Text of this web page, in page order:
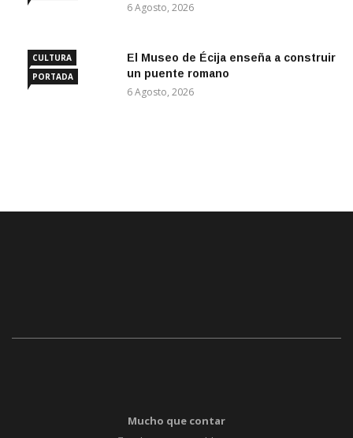
6 Agosto, 2026
CULTURA
PORTADA
El Museo de Écija enseña a construir
un puente romano
6 Agosto, 2026
Mucho que contar